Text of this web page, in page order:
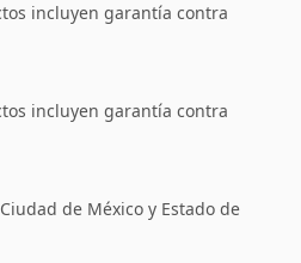
incluyen garantía contra
incluyen garantía contra
de México y Estado de